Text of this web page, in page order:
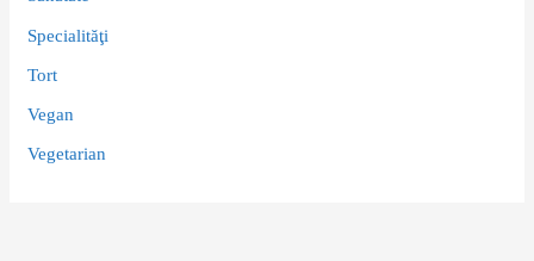
Specialităţi
Tort
Vegan
Vegetarian